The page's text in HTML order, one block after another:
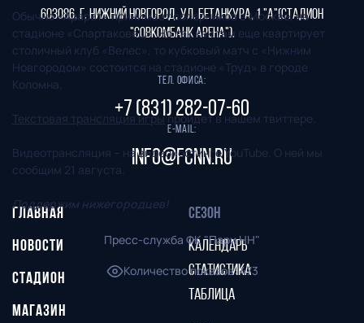
Обычно «Арарат» принимает соперников в Москве, на
стадионе «Спартаковец». Но так как там еще квартирует
столичный клуб «Велес», то кубковый матч с «Нижним
Новгородом» состоится на стадионе «Труд» в городе
Коломна.
Текстовая трансляция игрыпройдет в нашем твиттере.
Видеотрансляция – на видеохостинге YouTube. О ней мы
сообщим 21 августа.
Поддержим нижегородцев!
Пресс-служба ФК "Пари НН"
Количество показов: 473
603086, г. Нижний Новгород, ул. Бетанкура, 1 "А"(стадион
"СОВКОМБАНК АРЕНА").
Тел. офиса:
+7 (831) 282-07-60
E-mail:
info@fcnn.ru
ГЛАВНАЯ
НОВОСТИ
СТАДИОН
МАГАЗИН
СЕЗОН
КАЛЕНДАРЬ
СТАТИСТИКА
ТАБЛИЦА